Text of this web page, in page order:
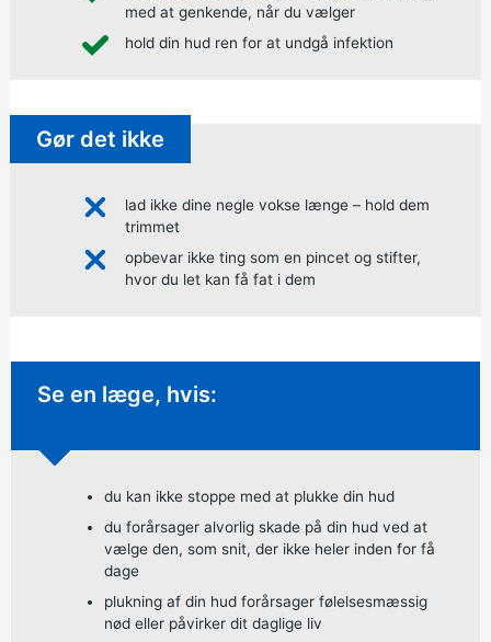
med at genkende, når du vælger
hold din hud ren for at undgå infektion
Gør det ikke
lad ikke dine negle vokse længe – hold dem
trimmet
opbevar ikke ting som en pincet og stifter,
hvor du let kan få fat i dem
Ikke-presserende rådgivning:
Se en læge, hvis:
du kan ikke stoppe med at plukke din hud
du forårsager alvorlig skade på din hud ved at
vælge den, som snit, der ikke heler inden for få
dage
plukning af din hud forårsager følelsesmæssig
nød eller påvirker dit daglige liv